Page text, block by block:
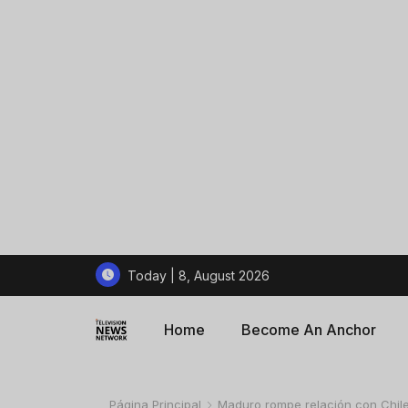
Today | 8, August 2026
Home Become An Anchor
Página Principal Maduro rompe relación con